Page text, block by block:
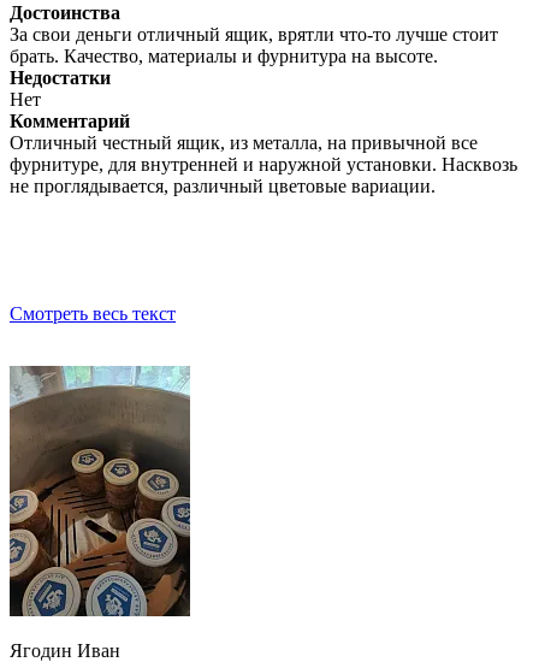
Достоинства
За свои деньги отличный ящик, врятли что-то лучше стоит
брать. Качество, материалы и фурнитура на высоте.
Недостатки
Нет
Комментарий
Отличный честный ящик, из металла, на привычной все
фурнитуре, для внутренней и наружной установки. Насквозь
не проглядывается, различный цветовые вариации.
Смотреть весь текст
Ягодин Иван